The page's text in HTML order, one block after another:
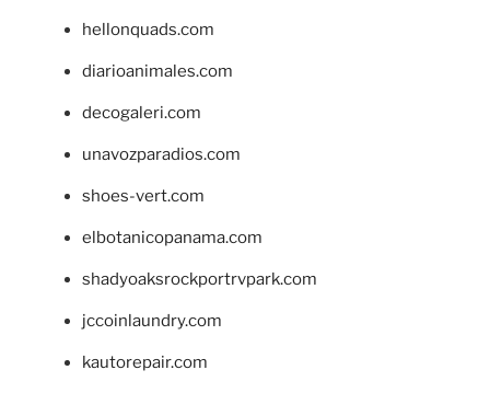
hellonquads.com
diarioanimales.com
decogaleri.com
unavozparadios.com
shoes-vert.com
elbotanicopanama.com
shadyoaksrockportrvpark.com
jccoinlaundry.com
kautorepair.com